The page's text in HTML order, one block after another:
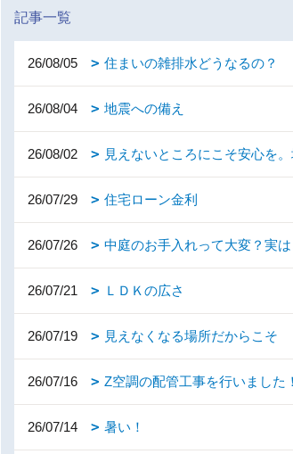
記事一覧
26/08/05 住まいの雑排水どうなるの？
26/08/04 地震への備え
26/08/02 見えないところにこそ安心を
26/07/29 住宅ローン金利
26/07/26 中庭のお手入れって大変？実
26/07/21 ＬＤＫの広さ
26/07/19 見えなくなる場所だからこそ
26/07/16 Z空調の配管工事を行いました！
26/07/14 暑い！